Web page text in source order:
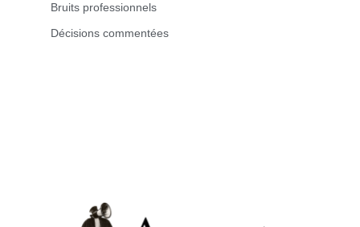
Bruits professionnels
Décisions commentées